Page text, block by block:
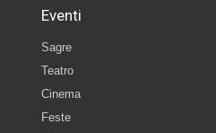
Eventi
Sagre
Teatro
Cinema
Feste